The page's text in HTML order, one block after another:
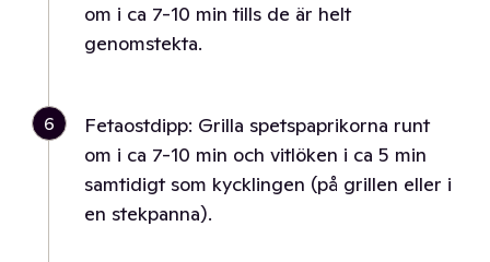
om i ca 7-10 min tills de är helt
genomstekta.
6
Fetaostdipp: Grilla spetspaprikorna runt
om i ca 7-10 min och vitlöken i ca 5 min
samtidigt som kycklingen (på grillen eller i
en stekpanna).